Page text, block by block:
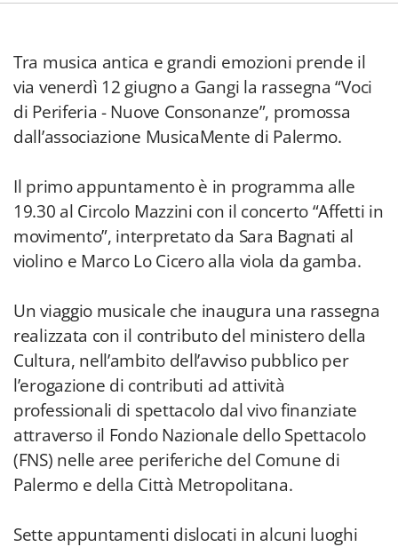
Tra musica antica e grandi emozioni prende il
via venerdì 12 giugno a Gangi la rassegna “Voci
di Periferia - Nuove Consonanze”, promossa
dall’associazione MusicaMente di Palermo.
Il primo appuntamento è in programma alle
19.30 al Circolo Mazzini con il concerto “Affetti in
movimento”, interpretato da Sara Bagnati al
violino e Marco Lo Cicero alla viola da gamba.
Un viaggio musicale che inaugura una rassegna
realizzata con il contributo del ministero della
Cultura, nell’ambito dell’avviso pubblico per
l’erogazione di contributi ad attività
professionali di spettacolo dal vivo finanziate
attraverso il Fondo Nazionale dello Spettacolo
(FNS) nelle aree periferiche del Comune di
Palermo e della Città Metropolitana.
Sette appuntamenti dislocati in alcuni luoghi